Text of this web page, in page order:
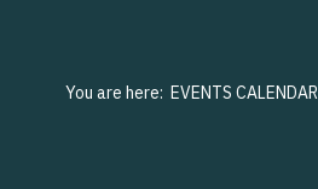
You are here: EVENTS CALENDAR